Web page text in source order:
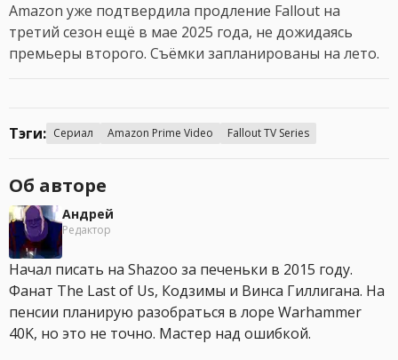
Amazon уже подтвердила продление Fallout на
третий сезон ещё в мае 2025 года, не дожидаясь
премьеры второго. Съёмки запланированы на лето.
Тэги: Сериал Amazon Prime Video Fallout TV Series
Об авторе
Андрей
Редактор
Начал писать на Shazoo за печеньки в 2015 году.
Фанат The Last of Us, Кодзимы и Винса Гиллигана. На
пенсии планирую разобраться в лоре Warhammer
40K, но это не точно. Мастер над ошибкой.